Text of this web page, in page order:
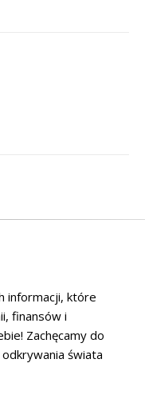
informacji, które
finansów i
Zachęcamy do
świata